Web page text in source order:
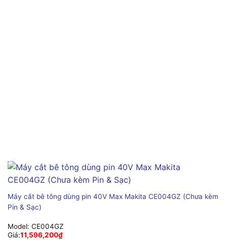
Máy cắt bê tông dùng pin 40V Max Makita CE004GZ (Chưa kèm
Pin & Sạc)
Model: CE004GZ
Giá:11,596,200₫